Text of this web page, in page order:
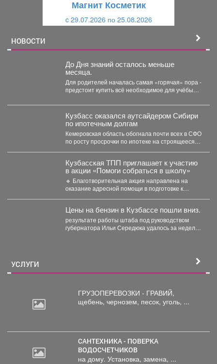
Магнит Косметик
c 29.07.2026 по 25.08.2026
НОВОСТИ
До Дня знаний осталось меньше
месяца.
Для родителей началась самая «горячая» пора -
предстоит купить всё необходимое для учёбы
Кузбасс оказался аутсайдером Сибири
по ипотечным долгам
Кемеровская область обогнала почти всех в СФО
по росту просрочки по ипотеке на строящееся
Кузбасская ТПП приглашает к участию
в акции «Помоги собраться в школу»
🔹 Благотворительная акция направлена на
оказание адресной помощи в подготовке к
Цены на бензин в Кузбассе пошли вниз.
результате работы штаба под руководством
губернатора Ильи Середюка удалось за неделю
УСЛУГИ
ГРУЗОПЕРЕВОЗКИ - ГРАВИЙ,
щебень, чернозем, песок, уголь, ...
САНТЕХНИКА - ПОВЕРКА
ВОДОСЧЕТЧИКОВ
на дому. Установка, замена, ...